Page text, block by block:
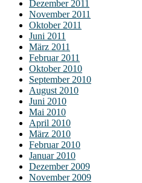
Dezember 2011
November 2011
Oktober 2011
Juni 2011
März 2011
Februar 2011
Oktober 2010
September 2010
August 2010
Juni 2010
Mai 2010
April 2010
März 2010
Februar 2010
Januar 2010
Dezember 2009
November 2009